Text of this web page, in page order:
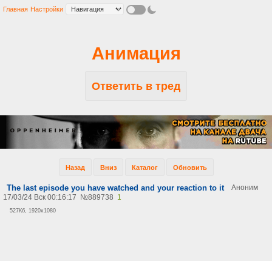
Главная Настройки
Анимация
Ответить в тред
Назад Вниз Каталог Обновить
The last episode you have watched and your reaction to it
Аноним
17/03/24 Вск 00:16:17
№889738 1
527Кб, 1920x1080